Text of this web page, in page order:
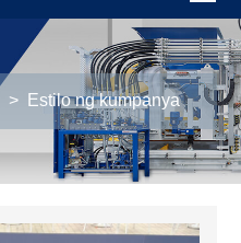
> Estilo ng kumpanya